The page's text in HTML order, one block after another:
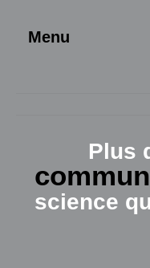
Menu
SERVICES
NOUVELLES
CONTACT
Plus
science